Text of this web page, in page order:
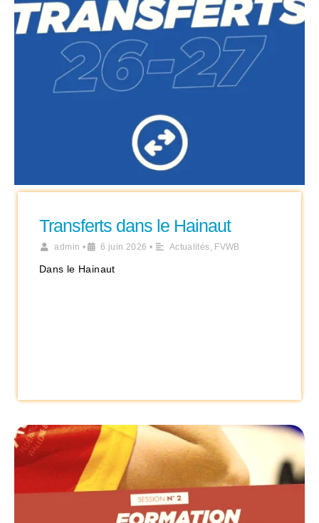
Transferts dans le Hainaut
admin • 6 juin 2026 • Actualités, FVWB
Dans le Hainaut